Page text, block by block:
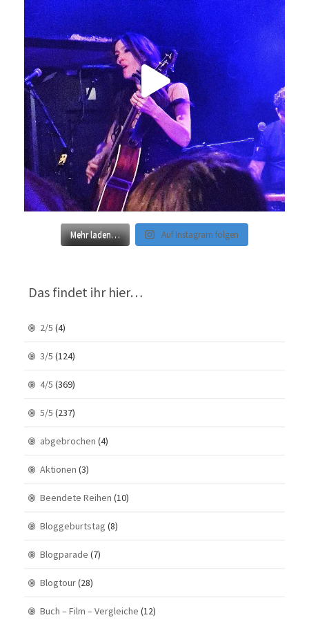
Mehr laden… Auf Instagram folgen
Das findet ihr hier…
2/5 (4)
3/5 (124)
4/5 (369)
5/5 (237)
abgebrochen (4)
Aktionen (3)
Beendete Reihen (10)
Bloggeburtstag (8)
Blogparade (7)
Blogtour(28)
Buch – Film – Vergleiche (12)